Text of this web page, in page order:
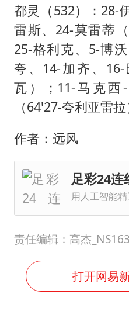
都灵（532）：28-
雷斯、24-莫雷蒂
25-格利克、5-博
夸、14-加齐、
瓦）；11-马克
（64'27-夸利亚雷拉
作者：远风
足彩24连
用人工智能
责任编辑：高杰
打开网易